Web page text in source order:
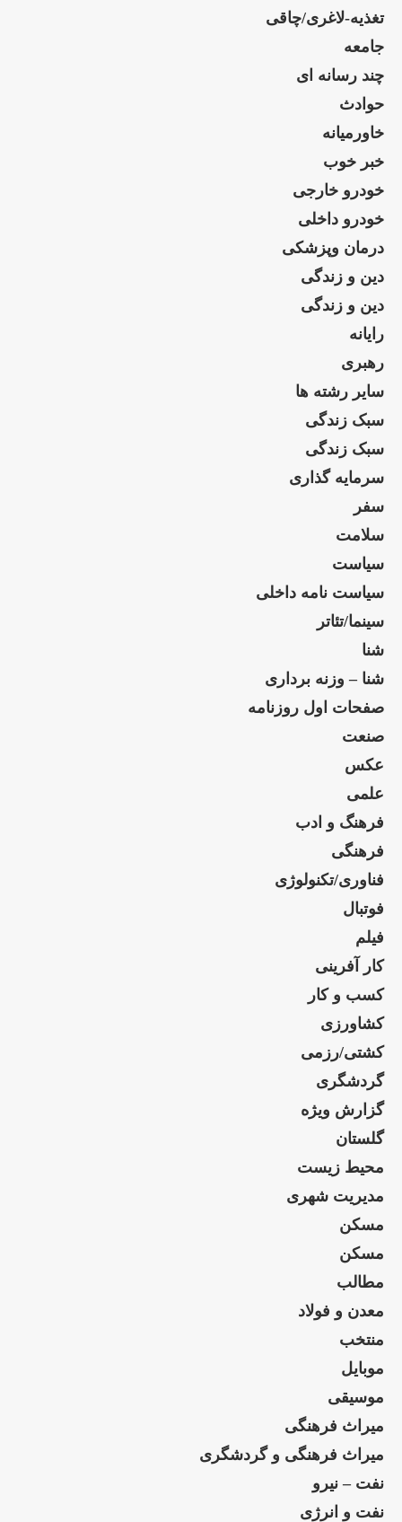
تغذیه-لاغری/چاقی
جامعه
چند رسانه ای
حوادث
خاورمیانه
خبر خوب
خودرو خارجی
خودرو داخلی
درمان وپزشکی
دین و زندگی
دین و زندگی
رایانه
رهبری
سایر رشته ها
سبک زندگی
سبک زندگی
سرمایه گذاری
سفر
سلامت
سیاست
سیاست نامه داخلی
سینما/تئاتر
شنا
شنا – وزنه برداری
صفحات اول روزنامه
صنعت
عکس
علمی
فرهنگ و ادب
فرهنگی
فناوری/تکنولوژی
فوتبال
فیلم
کار آفرینی
کسب و کار
کشاورزی
کشتی/رزمی
گردشگری
گزارش ویژه
گلستان
محیط زیست
مدیریت شهری
مسکن
مسکن
مطالب
معدن و فولاد
منتخب
موبایل
موسیقی
میراث فرهنگی
میراث فرهنگی و گردشگری
نفت – نیرو
نفت و انرژی